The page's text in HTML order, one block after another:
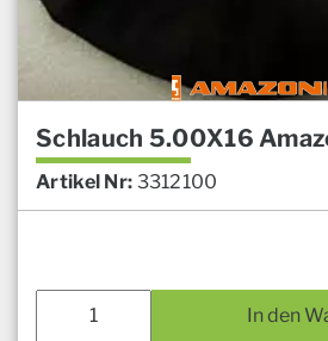
Schlauch 5.00X16
Artikel Nr: 3312100
In den